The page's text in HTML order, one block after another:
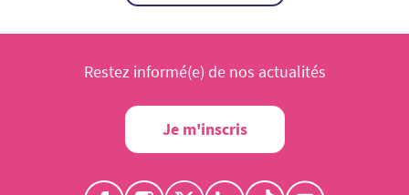
Restez informé(e) de nos actualités
Je m'inscris